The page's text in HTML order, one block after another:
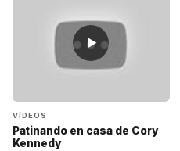
▶
VÍDEOS
Patinando en casa de Cory
Kennedy